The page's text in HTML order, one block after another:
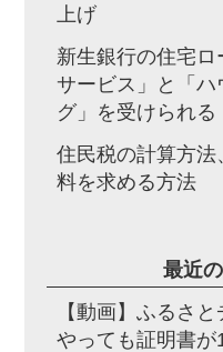
上げ
新生銀行の住宅
サービス」と「ハ
グ」を受けられる
住民税の計算方
料を求める方法
最近
【動画】ふるさ
やっても証明書が